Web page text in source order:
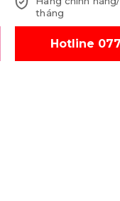
tháng
Hotline